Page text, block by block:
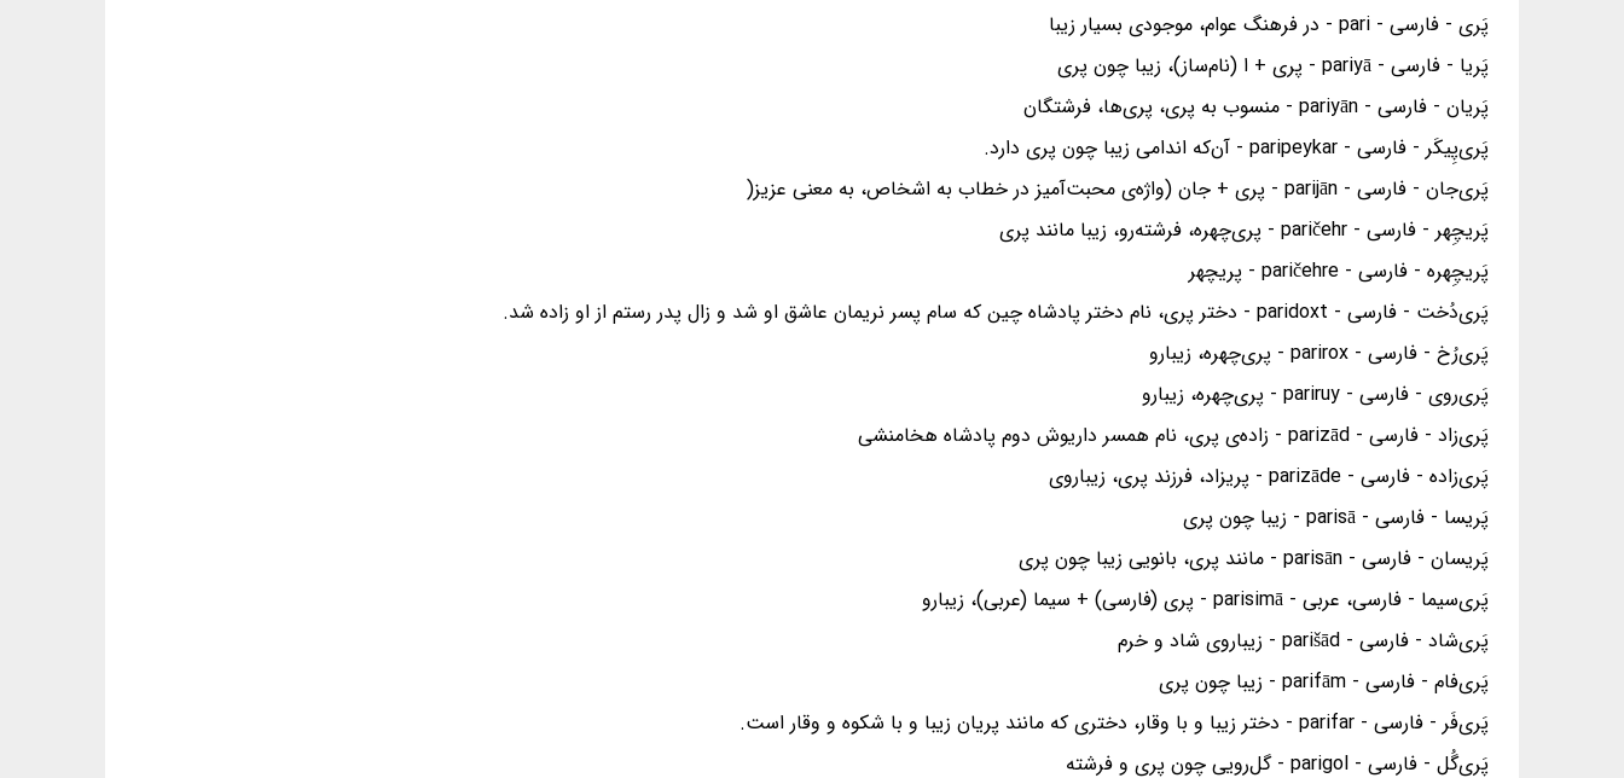
پَری - فارسی - pari - در فرهنگ عوام، موجودی بسیار زیبا
پَریا - فارسی - pariyā - پری + ا (نام‌ساز)، زیبا چون پری
پَریان - فارسی - pariyān - منسوب به پری، پری‌ها، فرشتگان
پَری‌پِیکَر - فارسی - paripeykar - آن‌که اندامی زیبا چون پری دارد.
پَری‌جان - فارسی - parijān - پری + جان (واژه‌ی محبت‌آمیز در خطاب به اشخاص، به معنی عزیز(
پَریچِهر - فارسی - paričehr - پری‌چهره، فرشته‌رو، زیبا مانند پری
پَریچِهره - فارسی - paričehre - پریچهر
پَری‌دُخت - فارسی - paridoxt - دختر پری، نام دختر پادشاه چین که سام پسر نریمان عاشق او شد و زال پدر رستم از او زاده شد.
پَری‌رُخ - فارسی - parirox - پری‌چهره، زیبارو
پَری‌روی - فارسی - pariruy - پری‌چهره، زیبارو
پَری‌زاد - فارسی - parizād - زاده‌ی پری، نام همسر داریوش دوم پادشاه هخامنشی
پَری‌زاده - فارسی - parizāde - پریزاد، فرزند پری، زیباروی
پَریسا - فارسی - parisā - زیبا چون پری
پَریسان - فارسی - parisān - مانند پری، بانویی زیبا چون پری
پَری‌سیما - فارسی، عربی - parisimā - پری (فارسی) + سیما (عربی)، زیبارو
پَری‌شاد - فارسی - parišād - زیباروی شاد و خرم
پَری‌فام - فارسی - parifām - زیبا چون پری
پَری‌فَر - فارسی - parifar - دختر زیبا و با وقار، دختری که مانند پریان زیبا و با شکوه و وقار است.
پَری‌گُل - فارسی - parigol - گل‌رویی چون پری و فرشته